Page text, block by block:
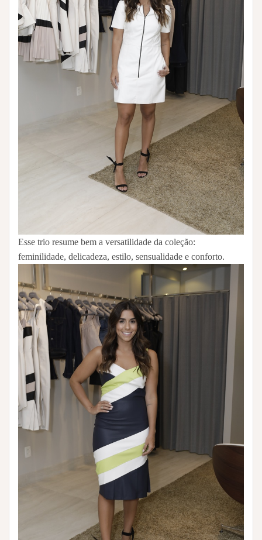
Esse trio resume bem a versatilidade da coleção:
feminilidade, delicadeza, estilo, sensualidade e conforto.